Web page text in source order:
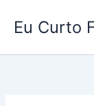
para
conteúdo
Eu Curto